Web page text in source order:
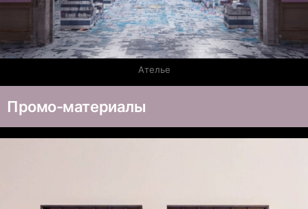
Ателье
Промо-материалы